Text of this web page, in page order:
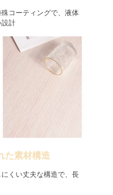
コーティングで、液体
計
た素材構造
くい丈夫な構造で、長